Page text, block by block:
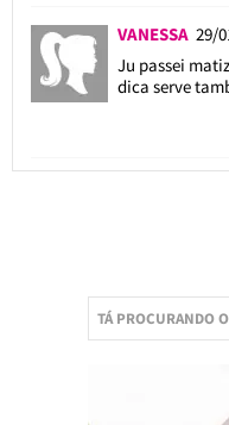
VANESSA 29/
Ju passei
dica serve